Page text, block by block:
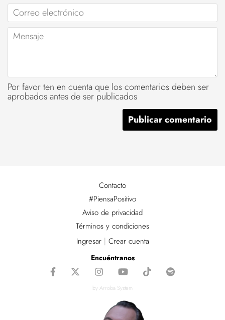
Correo
electrónico
Mensaje
Por favor ten en cuenta que los comentarios deben ser
aprobados antes de ser publicados
Contacto
#PiensaPositivo
Aviso de privacidad
Términos y condiciones
Ingresar| Crear cuenta
Encuéntranos
by Arroba System